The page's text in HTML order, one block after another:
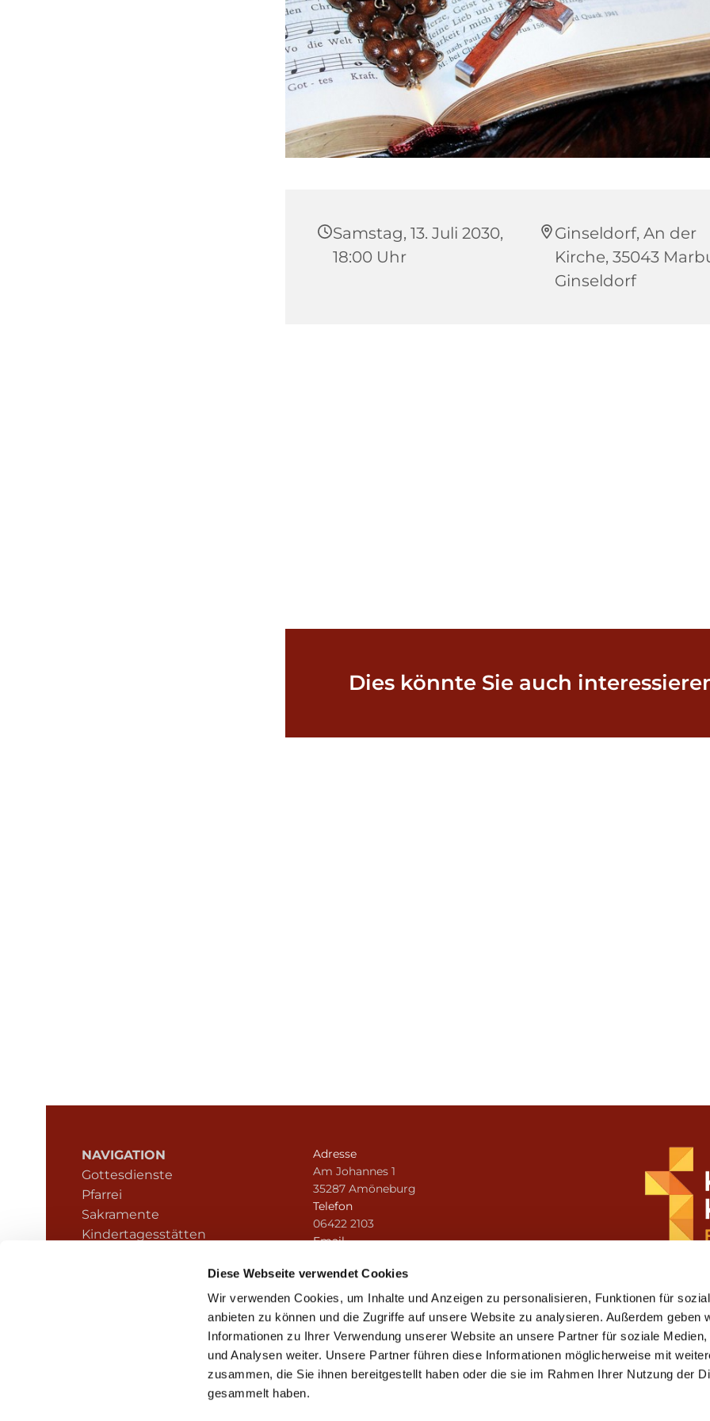
Diese Webseite verwendet Cookies
Wir verwenden Cookies, um Inhalte und Anzeigen zu personalisieren, Funktionen für
anbieten zu können und die Zugriffe auf unsere Website zu analysieren. Außerdem geben
Informationen zu Ihrer Verwendung unserer Website an unsere Partner für soziale Medien,
und Analysen weiter. Unsere Partner führen diese Informationen möglicherweise mit
zusammen, die Sie ihnen bereitgestellt haben oder die sie im Rahmen Ihrer Nutzung der
gesammelt haben.
Samstag, 13. Juli 2030,
18:00 Uhr
Ginseldorf, An der
Kirche, 35043
Ginseldorf
Dies könnte Sie auch
NAVIGATION
Gottesdienste
Pfarrei
Sakramente
Kindertagesstätten
Hinweisgeberschutz
Adresse
Am Johannes 1
35287 Amöneburg
Telefon
06422 2103
Email
Impressum Datenschutzerklärung ChurchDesk-